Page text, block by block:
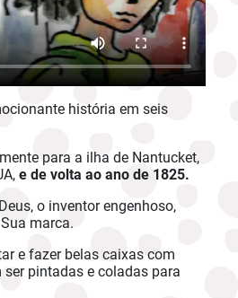
história em seis
para a ilha de Nantucket,
e de volta ao ano de 1825.
o inventor engenhoso,
marca.
e fazer belas caixas com
pintadas e coladas para